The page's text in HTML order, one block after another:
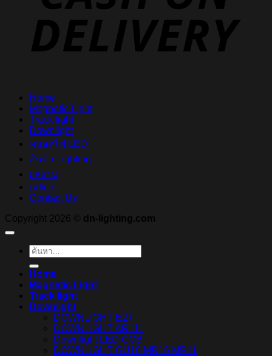
Home
Magnetic Light
Track light
Downlight
หลอดไฟ LED
สินค้า Lighting
ผลงาน
Article
Contact Us
Copyright 2026 © dn-lighting.com
ค้นหา:
Home
Magnetic Light
Track light
Downlight
DOWNLIGHT E27
DOWNLIGHT AR111
Downlight LED COB
DOWNLIGHT GU10 MR16 MR11